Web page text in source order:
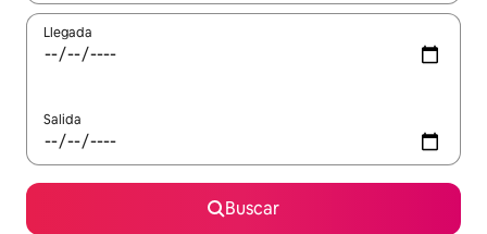
Llegada
Salida
Buscar